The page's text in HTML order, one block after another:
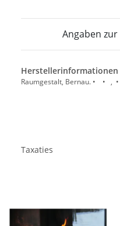
Angaben
Herstellerinformationen
Raumgestalt, Bernau. • • , •
Taxaties